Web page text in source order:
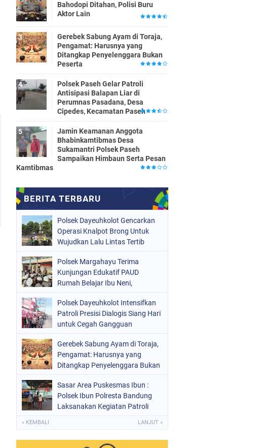
Bahodopi Ditahan, Polisi Buru
Aktor Lain
Gerebek Sabung Ayam di Toraja,
Pengamat: Harusnya yang
Ditangkap Penyelenggara Bukan
Peserta
Polsek Paseh Gelar Patroli
Antisipasi Balapan Liar di
Perumnas Pasadana, Desa
Cipedes, Kecamatan Paseh
Jamin Keamanan Anggota
Bhabinkamtibmas Desa
Sukamantri Polsek Paseh
Sampaikan Himbaun Serta Pesan
Kamtibmas
Polsek Dayeuhkolot Gencarkan
Operasi Knalpot Brong Untuk
Wujudkan Lalu Lintas Tertib
Polsek Margahayu Terima
Kunjungan Edukatif PAUD
Rumah Belajar Ibu Neni,
Anak Sejak Dini
Polsek Dayeuhkolot Intensifkan
Patroli Presisi Dialogis Siang Hari
untuk Cegah Gangguan
Gerebek Sabung Ayam di Toraja,
Pengamat: Harusnya yang
Ditangkap Penyelenggara Bukan
Sasar Area Puskesmas Ibun :
Polsek Ibun Polresta Bandung
Laksanakan Kegiatan Patroli
« KEMBALI LANJUT »